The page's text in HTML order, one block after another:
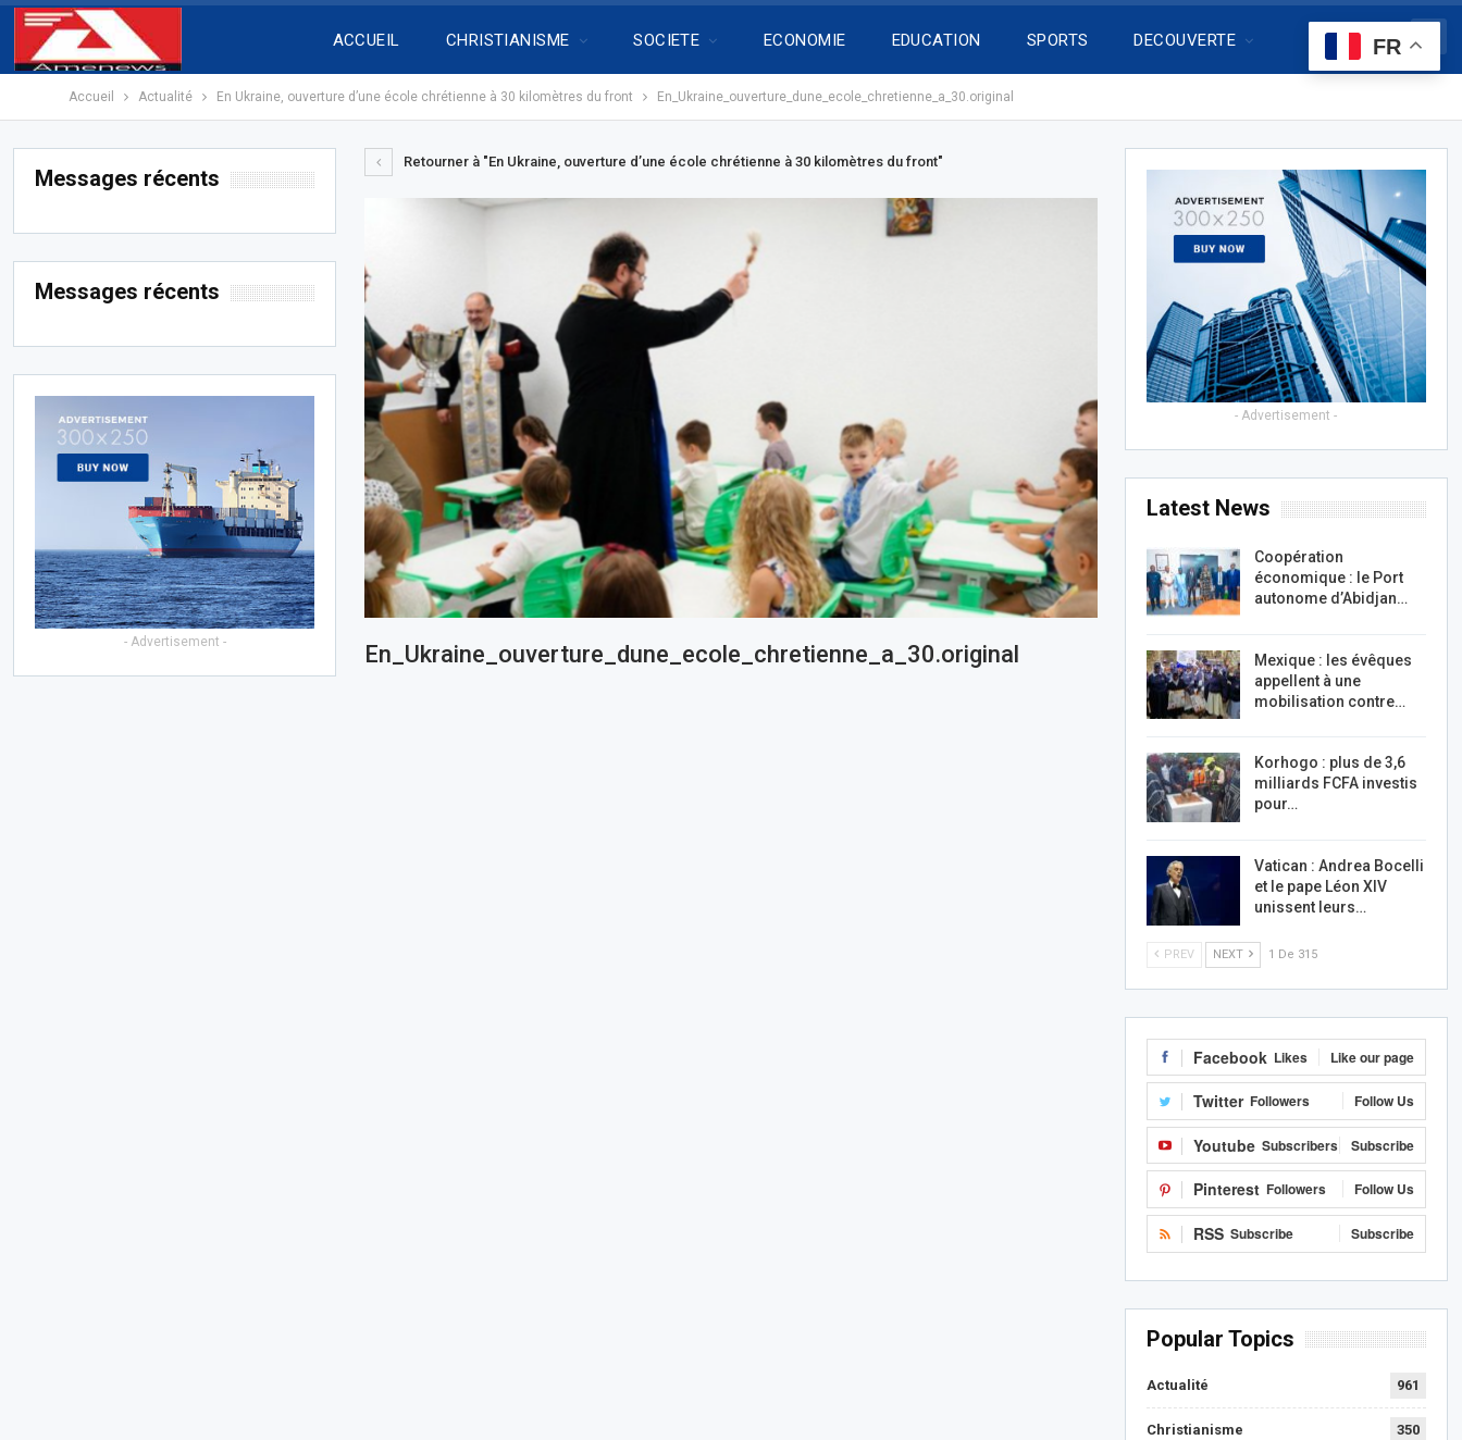
ACCUEIL CHRISTIANISME SOCIETE ECONOMIE EDUCATION SPORTS DECOUVERTE
Accueil Actualité En Ukraine, ouverture d’une école chrétienne à 30 kilomètres du front En_Ukraine_ouverture_dune_ecole_chretienne_a_30.original
Retourner à "En Ukraine, ouverture d’une école chrétienne à 30 kilomètres du front"
En_Ukraine_ouverture_dune_ecole_chretienne_a_30.original
- Advertisement -
Latest News
Coopération
économique : le Port
autonome d’Abidjan…
Mexique : les évêques
appellent à une
mobilisation contre…
Korhogo : plus de 3,6
milliards FCFA investis
pour…
Vatican : Andrea Bocelli
et le pape Léon XIV
unissent leurs…
PREV NEXT 1 De 315
Facebook Likes Like our page
Twitter Followers Follow Us
Youtube Subscribers Subscribe
Pinterest Followers Follow Us
RSS Subscribe Subscribe
Popular Topics
Actualité 961
Christianisme 350
Messages récents
Messages récents
- Advertisement -
FR